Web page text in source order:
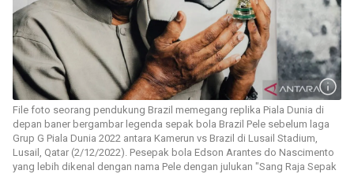
File foto seorang pendukung Brazil memegang replika Piala Dunia di
depan baner bergambar legenda sepak bola Brazil Pele sebelum laga
Grup G Piala Dunia 2022 antara Kamerun vs Brazil di Lusail Stadium,
Lusail, Qatar (2/12/2022). Pesepak bola Edson Arantes do Nascimento
yang lebih dikenal dengan nama Pele dengan julukan "Sang Raja Sepak